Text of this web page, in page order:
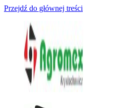
Przejdź do głównej treści